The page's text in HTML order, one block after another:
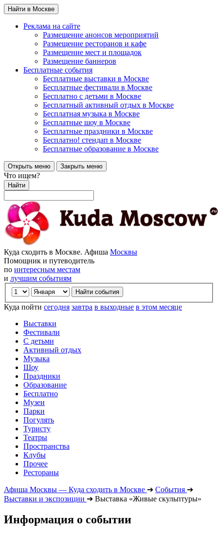
Найти в Москве
Реклама на сайте
Размещение анонсов мероприятий
Размещение ресторанов и кафе
Размещение мест и площадок
Размещение баннеров
Бесплатные события
Бесплатные выставки в Москве
Бесплатные фестивали в Москве
Бесплатно с детьми в Москве
Бесплатный активный отдых в Москве
Бесплатная музыка в Москве
Бесплатные шоу в Москве
Бесплатные праздники в Москве
Бесплатно! стендап в Москве
Бесплатные образование в Москве
Открыть меню Закрыть меню
Что ищем?
Найти
Куда сходить в Москве. Афиша Москвы
Помощник и путеводитель
по интересным местам
и лучшим событиям
Куда пойти сегодня завтра в выходные в этом месяце
Выставки
Фестивали
С детьми
Активный отдых
Музыка
Шоу
Праздники
Образование
Бесплатно
Музеи
Парки
Погулять
Туристу
Театры
Пространства
Клубы
Прочее
Рестораны
Афиша Москвы — Куда сходить в Москве ➔ События ➔
Выставки и экспозиции ➔ Выставка «Живые скульптуры»
Информация о событии